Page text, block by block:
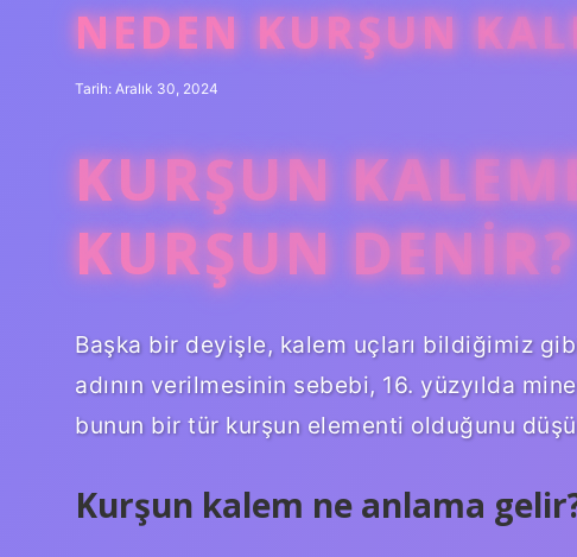
NEDEN KURŞUN
Tarih: Aralık 30, 2024
KURŞUN
KURŞUN DENIR?
Başka bir deyişle, kalem uçları bildiğimiz
adının verilmesinin sebebi, 16. yüzyılda
bunun bir tür kurşun elementi olduğunu
Kurşun kalem ne anlama